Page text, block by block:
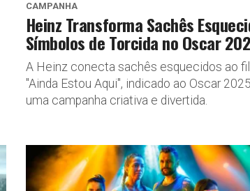
CAMPANHA
Heinz Transforma Sachês
Símbolos de Torcida no Oscar
A Heinz conecta sachês esquecidos ao
"Ainda Estou Aqui", indicado ao Oscar
uma campanha criativa e divertida.